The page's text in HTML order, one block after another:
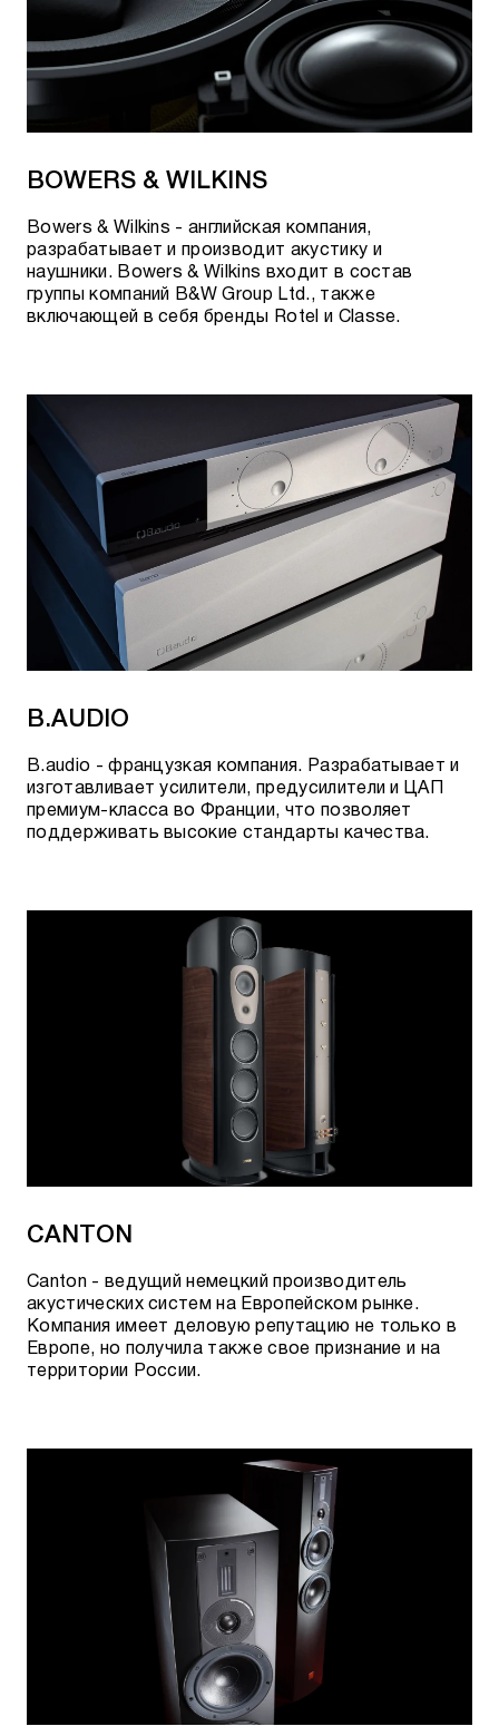
BOWERS & WILKINS
Bowers & Wilkins - английская компания,
разрабатывает и производит акустику и
наушники. Bowers & Wilkins входит в состав
группы компаний B&W Group Ltd., также
включающей в себя бренды Rotel и Classe.
B.AUDIO
B.audio - французкая компания. Разрабатывает и
изготавливает усилители, предусилители и ЦАП
премиум-класса во Франции, что позволяет
поддерживать высокие стандарты качества.
CANTON
Canton - ведущий немецкий производитель
акустических систем на Европейском рынке.
Компания имеет деловую репутацию не только в
Европе, но получила также свое признание и на
территории России.